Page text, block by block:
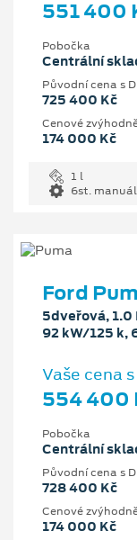
551 400
Pobočka
Centrální
Původní cena s
725 400 Kč
Cenové
174 000 Kč
1 l
6st.
Ford
5dveřová, 1.0
92 kW/125 k,
Vaše cena
554 400
Pobočka
Centrální
Původní cena s
728 400 Kč
Cenové
174 000 Kč